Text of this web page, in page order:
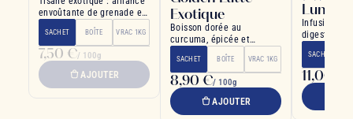
envoûtante de grenade et
mangue, détente assurée
SACHET BOÎTE VRAC 1KG
7,50 €/ 100g
AJOUTER
Exotique
Boisson dorée au
curcuma, épicée et
réconfortante
SACHET BOÎTE VRAC 1KG
8,90 €/ 100g
AJOUTER
Lune
Infusion
digestion
SACHET
11,00 €